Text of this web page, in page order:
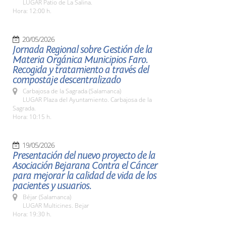
LUGAR Patio de La Salina.
Hora: 12:00 h.
20/05/2026
Jornada Regional sobre Gestión de la
Materia Orgánica Municipios Faro.
Recogida y tratamiento a través del
compostaje descentralizado
Carbajosa de la Sagrada (Salamanca)
LUGAR Plaza del Ayuntamiento. Carbajosa de la
Sagrada.
Hora: 10:15 h.
19/05/2026
Presentación del nuevo proyecto de la
Asociación Bejarana Contra el Cáncer
para mejorar la calidad de vida de los
pacientes y usuarios.
Béjar (Salamanca)
LUGAR Multicines. Bejar
Hora: 19:30 h.